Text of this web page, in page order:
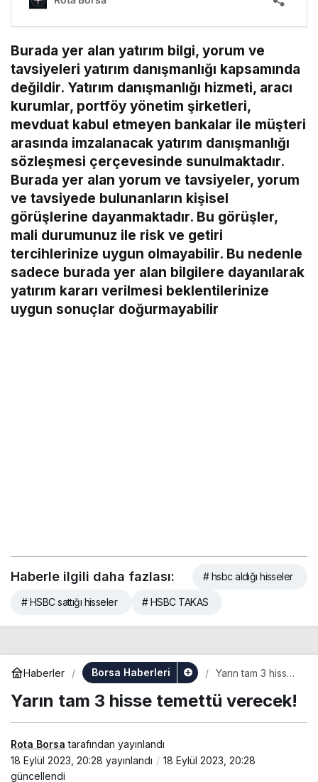
Burada yer alan yatırım bilgi, yorum ve
tavsiyeleri yatırım danışmanlığı kapsamında
değildir. Yatırım danışmanlığı hizmeti, aracı
kurumlar, portföy yönetim şirketleri,
mevduat kabul etmeyen bankalar ile müşteri
arasında imzalanacak yatırım danışmanlığı
sözleşmesi çerçevesinde sunulmaktadır.
Burada yer alan yorum ve tavsiyeler, yorum
ve tavsiyede bulunanların kişisel
görüşlerine dayanmaktadır. Bu görüşler,
mali durumunuz ile risk ve getiri
tercihlerinize uygun olmayabilir. Bu nedenle
sadece burada yer alan bilgilere dayanılarak
yatırım kararı verilmesi beklentilerinize
uygun sonuçlar doğurmayabilir
Haberle ilgili daha fazlası: # hsbc aldığı hisseler
# HSBC sattığı hisseler # HSBC TAKAS
Haberler Borsa Haberleri
Yarın tam 3 hisse
Yarın tam 3 hisse temettü verecek!
Rota Borsa tarafından yayınlandı
18 Eylül 2023, 20:28 yayınlandı
18 Eylül 2023, 20:28
güncellendi